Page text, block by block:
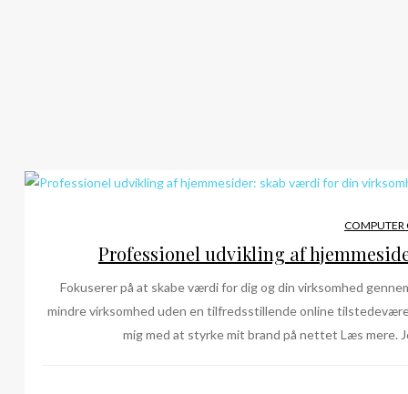
COMPUTER
Professionel udvikling af
Fokuserer på at skabe værdi for dig og din virksomhed
mindre virksomhed uden en tilfredsstillende online
mig med at styrke mit brand på nettet Læs mere.